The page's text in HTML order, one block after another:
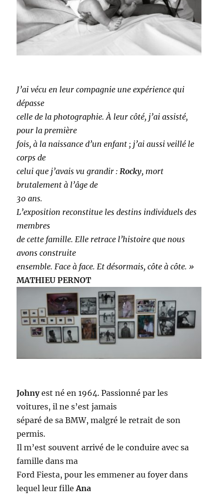
J’ai vécu en leur compagnie une expérience qui
dépasse
celle de la photographie. À leur côté, j’ai assisté,
pour la première
fois, à la naissance d’un enfant ; j’ai aussi veillé le
corps de
celui que j’avais vu grandir : Rocky, mort
brutalement à l’âge de
30 ans.
L’exposition reconstitue les destins individuels des
membres
de cette famille. Elle retrace l’histoire que nous
avons construite
ensemble. Face à face. Et désormais, côte à côte. »
MATHIEU PERNOT
Johnyest né en 1964. Passionné par les
voitures, il ne s’est jamais
séparé de sa BMW, malgré le retrait de son
permis.
Il m’est souvent arrivé de le conduire avec sa
famille dans ma
Ford Fiesta, pour les emmener au foyer dans
lequel leur filleAna